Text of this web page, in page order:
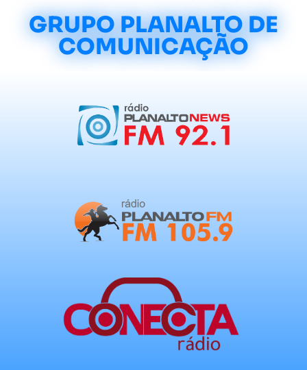
GRUPO PLANALTO DE
COMUNICAÇÃO